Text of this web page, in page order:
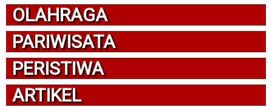
OLAHRAGA
PARIWISATA
PERISTIWA
ARTIKEL